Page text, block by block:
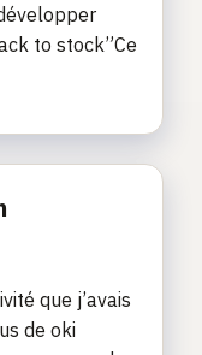
to stock”Ce
que j’avais
de oki